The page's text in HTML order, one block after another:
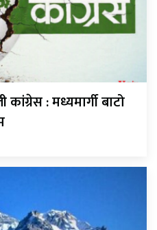
: मध्यमार्गी बाटो